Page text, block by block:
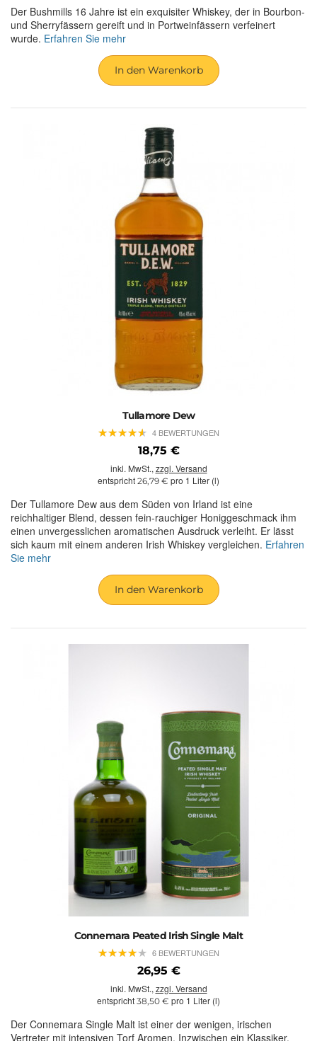
Der Bushmills 16 Jahre ist ein exquisiter Whiskey, der in Bourbon-
und Sherryfässern gereift und in Portweinfässern verfeinert
wurde. Erfahren Sie mehr
In den Warenkorb
Tullamore Dew
★★★★★
★★★★★ 4 BEWERTUNGEN
18,75 €
inkl. MwSt., zzgl. Versand
entspricht 26,79 € pro 1 Liter (l)
Der Tullamore Dew aus dem Süden von Irland ist eine
reichhaltiger Blend, dessen fein-rauchiger Honiggeschmack ihm
einen unvergesslichen aromatischen Ausdruck verleiht. Er lässt
sich kaum mit einem anderen Irish Whiskey vergleichen. Erfahren
Sie mehr
In den Warenkorb
Connemara Peated Irish Single Malt
★★★★★
★★★★★ 6 BEWERTUNGEN
26,95 €
inkl. MwSt., zzgl. Versand
entspricht 38,50 € pro 1 Liter (l)
Der Connemara Single Malt ist einer der wenigen, irischen
Vertreter mit intensiven Torf Aromen. Inzwischen ein Klassiker.